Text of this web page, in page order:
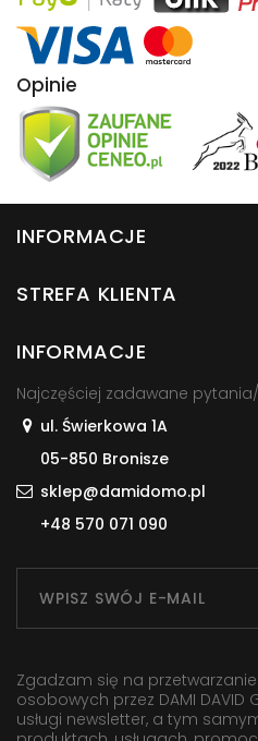
Opinie
INFORMACJE
STREFA KLIENTA
INFORMACJE
Najczęściej zadawane pytania/
ul. Świerkowa 1A
05-850 Bronisze
sklep@damidomo.pl
+48 570 071 090
Zgadzam się na
osobowych przez DAMI DAVID
usługi newsletter, a tym